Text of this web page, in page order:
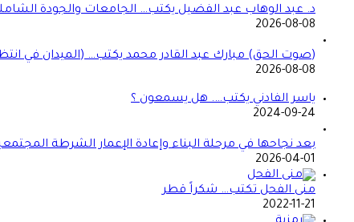
د. عبد الوهاب عبد الفضيل يكتب… الجامعات والجودة
2026-08-08
(صوت الحق) مبارك عبد القادر محمد يكتب… (الميدان في
2026-08-08
ياسر الفادني يكتب…. هل يسمعون ؟
2024-09-24
بعد نجاحها في مرحلة البناء وإعادة الإعمار الشرطة
2026-04-01
منى الفحل تكتب… شكراً قطر
2022-11-21